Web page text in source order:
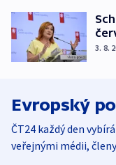
3. 8.
Evropský
ČT24 každý den
veřejnými médii,